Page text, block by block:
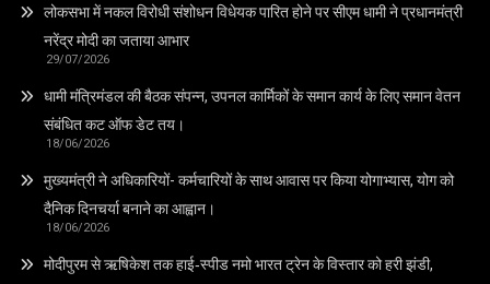
लोकसभा में नकल विरोधी संशोधन विधेयक पारित होने पर सीएम धामी ने प्रधानमंत्री
नरेंद्र मोदी का जताया आभार
29/07/2026
धामी मंत्रिमंडल की बैठक संपन्न, उपनल कार्मिकों के समान कार्य के लिए समान वेतन
संबंधित कट ऑफ डेट तय।
18/06/2026
मुख्यमंत्री ने अधिकारियों- कर्मचारियों के साथ आवास पर किया योगाभ्यास, योग को
दैनिक दिनचर्या बनाने का आह्वान।
18/06/2026
मोदीपुरम से ऋषिकेश तक हाई‑स्पीड नमो भारत ट्रेन के विस्तार को हरी झंडी,